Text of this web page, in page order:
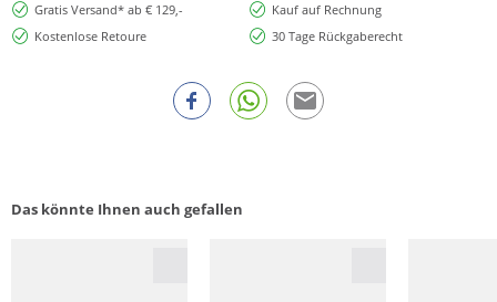
Gratis Versand* ab € 129,-
Kauf auf Rechnung
Kostenlose Retoure
30 Tage Rückgaberecht
Das könnte Ihnen auch gefallen